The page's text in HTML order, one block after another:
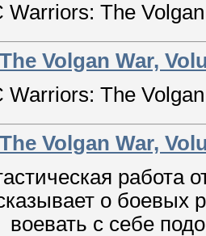
Warriors: The
Volgan War,
Warriors: The
Volgan War,
работа
о
воевать с себе